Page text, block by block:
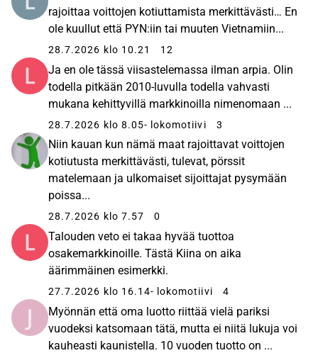
se onnistui kasvattamaan talouttaan, ja jatkossa
Vietnamin talouden arvioidaan yltävän 6-7 prosentin
yhteensä 14 vapaakauppasopimusta, muun muassa EU:n
ja Maailman kauppajärjestön WTO:n kanssa. Samalla
Vietnamista on tullut houkutteleva investointikohde
yrityksille: vuonna 2021 sinne tehtiin suoria teollisia
sijoituksia noin 20 miljardin Yhdysvaltain dollarin verran.
Vietnamin kilpailukyky mahdollistaa palkkatulojen
kasvun yli 10 prosentin vuosivauhtia. PYN Elite on
salkussaan painottanut yhtiöitä, jotka hyötyvät
kotimarkkinoiden ja kulutuksen kasvusta. PYN Eliten
indeksitavoite 2 500 pistettä saavutetaan. Vuoden 2021
lopussa VN-indeksi oli 1 500 pisteessä.
rajoittaa voittojen kotiuttamista merkittävästi… En
ole kuullut että PYN:iin tai muuten Vietnamiin...
28.7.2026 klo 10.21 12
Ja en ole tässä viisastelemassa ilman arpia. Olin
todella pitkään 2010-luvulla todella vahvasti
mukana kehittyvillä markkinoilla nimenomaan ...
28.7.2026 klo 8.05- lokomotiivi 3
Niin kauan kun nämä maat rajoittavat voittojen
kotiutusta merkittävästi, tulevat, pörssit
matelemaan ja ulkomaiset sijoittajat pysymään
poissa...
28.7.2026 klo 7.57 0
Talouden veto ei takaa hyvää tuottoa
osakemarkkinoille. Tästä Kiina on aika
äärimmäinen esimerkki.
27.7.2026 klo 16.14- lokomotiivi 4
Myönnän että oma luotto riittää vielä pariksi
vuodeksi katsomaan tätä, mutta ei niitä lukuja voi
kauheasti kaunistella. 10 vuoden tuotto on ...